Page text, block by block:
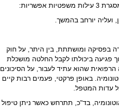
ועליה יורחב בהמשך.
בפסיקה ומושתתת, בין היתר, על חוק
פגיעה ביכולתו לקבל החלטה מושכלת
שהוא עתיד לעבור, על הסיכונים
באופן פרקטי, פעמים רבות קיים
עדות המטפל.
בד"כ, תתרחש כאשר ניתן טיפול